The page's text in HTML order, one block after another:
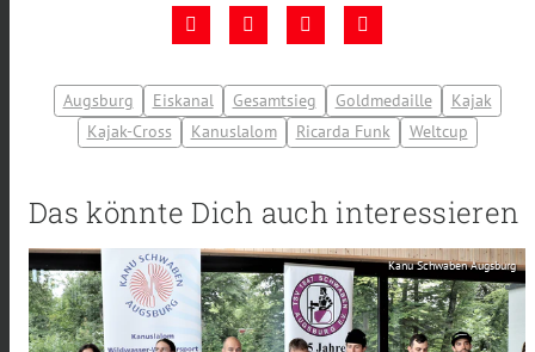
Augsburg Eiskanal Gesamtsieg Goldmedaille
Kajak
Kajak-Cross
Kanuslalom Ricarda Funk Weltcup
Das könnte Dich auch interessieren
Kanu Schwaben Augsburg